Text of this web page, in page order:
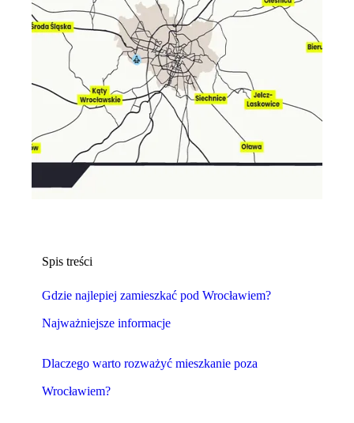
Spis treści
Gdzie najlepiej zamieszkać pod Wrocławiem?
Najważniejsze informacje
Dlaczego warto rozważyć mieszkanie poza
Wrocławiem?